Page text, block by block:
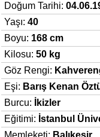
Doğum Tarihi:
Yaşı: 40
Boyu: 168 cm
Kilosu: 50 kg
Göz Rengi:
Eşi: Barış Kenan
Burcu:
İkizler
Eğitimi: İstanbul
Memleketi: Balıkesir